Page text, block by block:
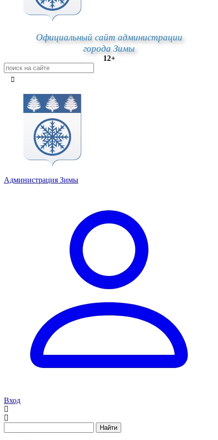
Официальный сайт администрации
города Зимы
12+
Администрация Зимы
Вход
Найти